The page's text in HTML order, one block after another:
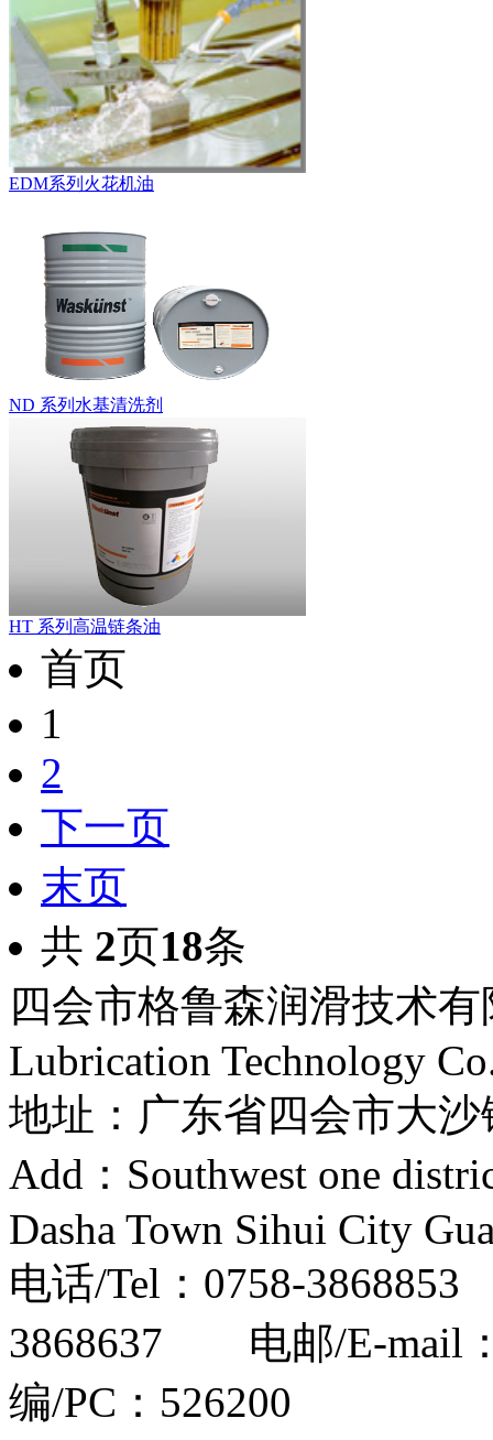
EDM系列火花机油
ND 系列水基清洗剂
HT 系列高温链条油
首页
1
2
下一页
末页
共 2页18条
四会市格鲁森润滑技术
Lubrication Technology
地址：广东省四会市
Add：Southwest one
Dasha Town Sihui City
电话/Tel：0758-
3868637 电邮/E-mail
编/PC：526200